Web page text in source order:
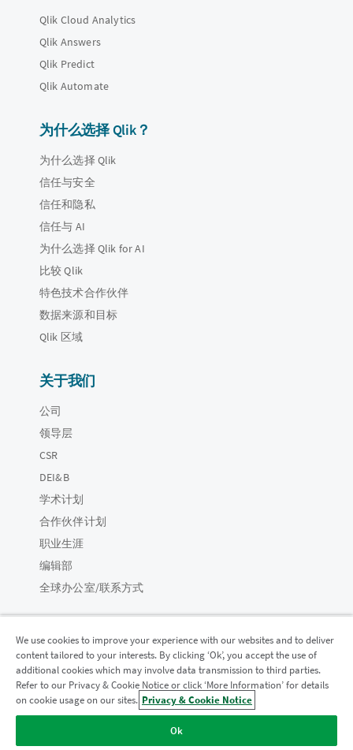
Qlik Cloud Analytics
Qlik Answers
Qlik Predict
Qlik Automate
为什么选择 Qlik？
为什么选择 Qlik
信任与安全
信任和隐私
信任与 AI
为什么选择 Qlik for AI
比较 Qlik
特色技术合作伙伴
数据来源和目标
Qlik 区域
关于我们
公司
领导层
CSR
DEI&B
学术计划
合作伙伴计划
职业生涯
编辑部
全球办公室/联系方式
Qlik 社区
法律协议 产品条款 Legal Policies
法律条规
Do Not Share My Info
We use cookies to improve your experience with our websites and to deliver
content tailored to your interests. By clicking ‘Ok’, you accept the use of
additional cookies which may involve data transmission to third parties.
Refer to our Privacy & Cookie Notice or click ‘More Information’ for details
on cookie usage on our sites. Privacy & Cookie Notice
Ok